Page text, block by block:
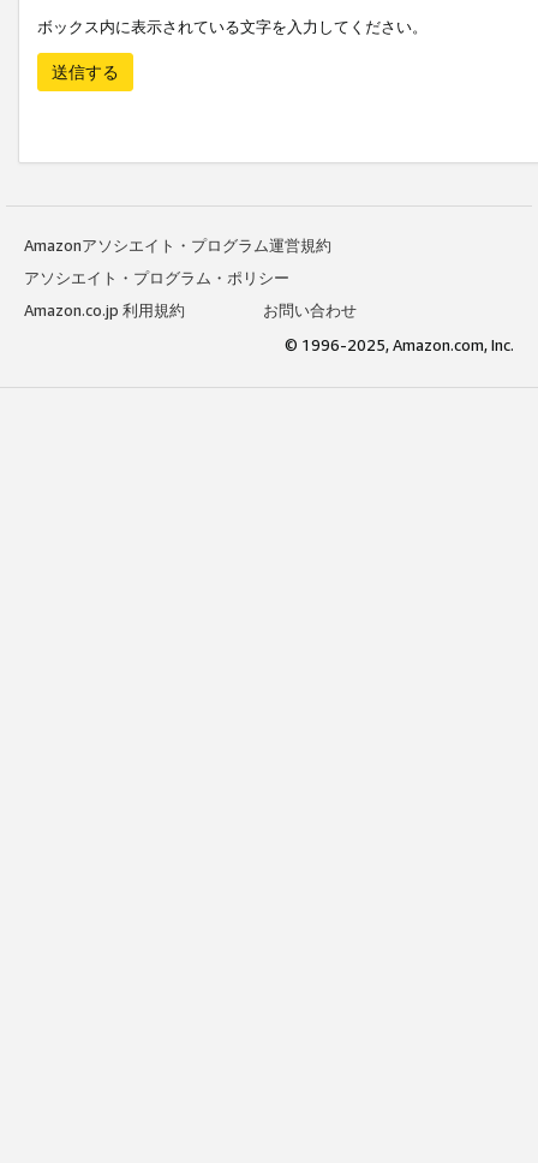
ボックス内に表示されている文字を入力してください。
送信する
Amazonアソシエイト・プログラム運営規約
アソシエイト・プログラム・ポリシー
Amazon.co.jp 利用規約
お問い合わせ
© 1996-2025, Amazon.com, Inc.